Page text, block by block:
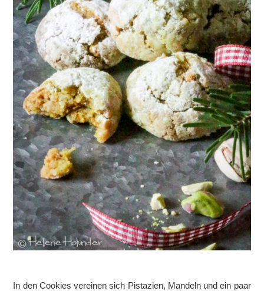
In den Cookies vereinen sich Pistazien, Mandeln und ein paar